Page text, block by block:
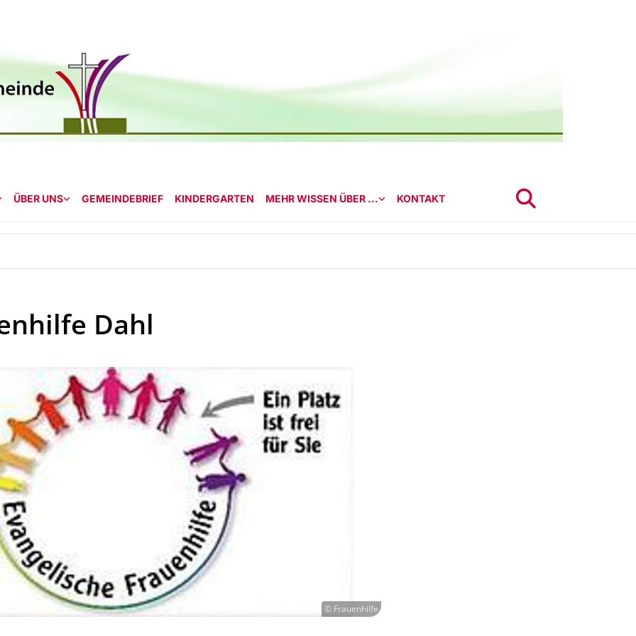
ÜBER UNS GEMEINDEBRIEF KINDERGARTEN MEHR WISSEN ÜBER ... KONTAKT
Dahl
© Frauenhilfe